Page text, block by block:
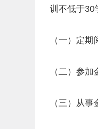
训不低于30
（一）定
（二）参
（三）从事